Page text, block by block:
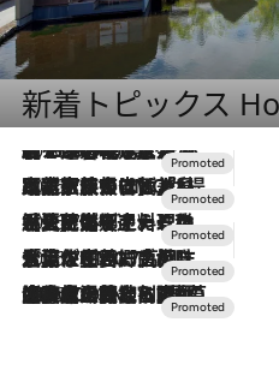
新着トピックス
2026.8.7
【トンボの足水浴】ヒノキの香りに包まれて涼感マックス！約13℃の湧水かけ流しを避暑地「星野温泉 トンボの湯」で体験
2026.7.31
【ホテル帰省】という選択肢をOMOが提案。家族とほどよい距離を保つには「昼は実家、夜は気兼ねなくホテルで！」
2026.7.24
【夏限定ディナーコース】旬を迎える稚鮎や花ズッキーニなどをイタリア・トスカーナの郷土料理の手法で満喫！
2026.7.17
「土佐和ハーブかき氷」がOMO7高知に登場！生姜、山椒、大葉など目にも舌にも涼を呼ぶ郷土の味
2026.7.10
NEW OPEN！【界 草津】名湯の地に誕生。趣の異なる2種の温泉と上州ならではの会席・蕎麦割烹など美食を味わう究極の癒やし旅